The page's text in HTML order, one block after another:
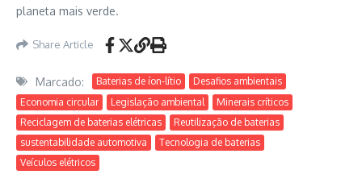
planeta mais verde.
Share Article
Marcado: Baterias de íon-lítio
Desafios ambientais
Economia circular
Legislação ambiental
Minerais críticos
Reciclagem de baterias elétricas
Reutilização de baterias
sustentabilidade automotiva
Tecnologia de baterias
Veículos elétricos